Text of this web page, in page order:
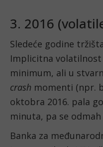
3. 2016
Sledeće godine
Implicitna volatilnost
minimum, ali u
crash momenti (npr.
oktobra 2016. pala
minuta, pa se
Banka za